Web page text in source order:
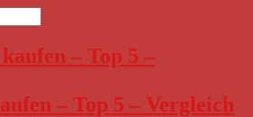
– Top 5 – Vergleich